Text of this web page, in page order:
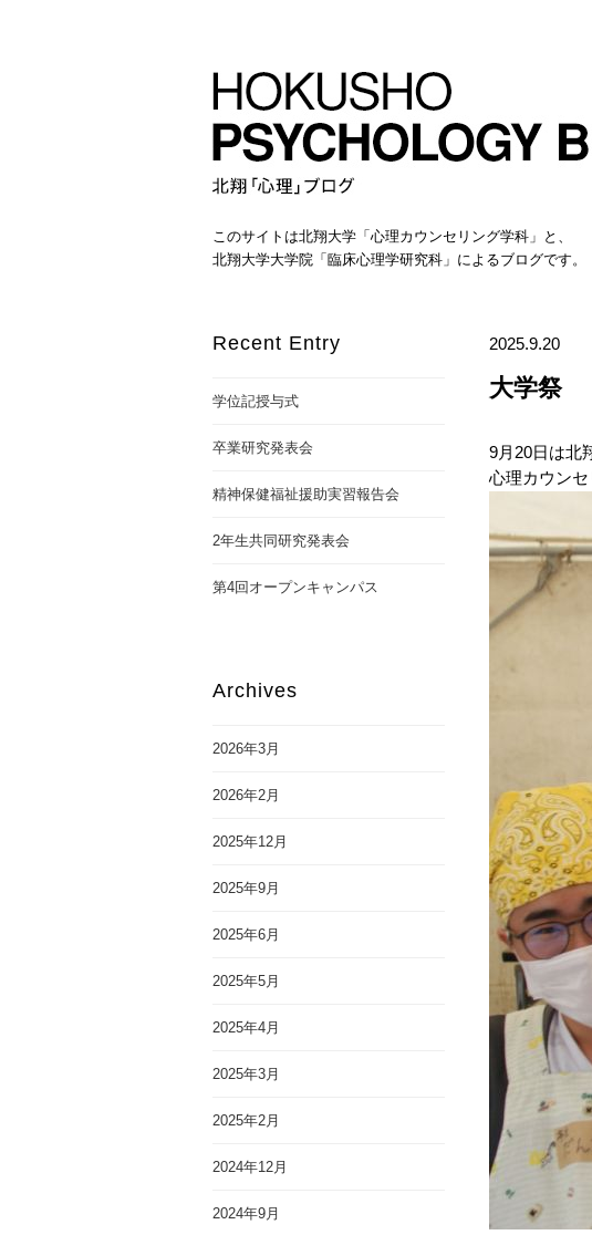
このサイトは北翔大学「心理カウンセリング学科」と、
北翔大学大学院「臨床心理学研究科」によるブログです。
Recent Entry
学位記授与式
卒業研究発表会
精神保健福祉援助実習報告会
2年生共同研究発表会
第4回オープンキャンパス
Archives
2026年3月
2026年2月
2025年12月
2025年9月
2025年6月
2025年5月
2025年4月
2025年3月
2025年2月
2024年12月
2024年9月
2025.9.20
大学祭
9月20日は北
心理カウンセ